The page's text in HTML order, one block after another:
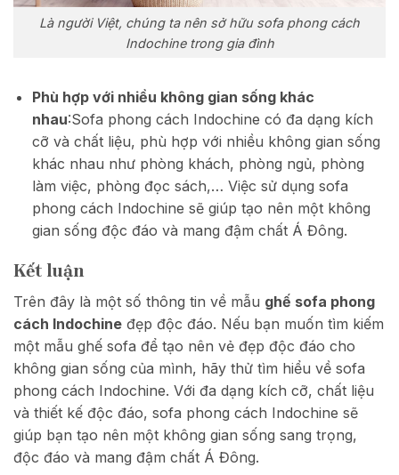
Là người Việt, chúng ta nên sở hữu sofa phong cách
Indochine trong gia đình
Phù hợp với nhiều không gian sống khác
nhau:Sofa phong cách Indochine có đa dạng kích
cỡ và chất liệu, phù hợp với nhiều không gian sống
khác nhau như phòng khách, phòng ngủ, phòng
làm việc, phòng đọc sách,… Việc sử dụng sofa
phong cách Indochine sẽ giúp tạo nên một không
gian sống độc đáo và mang đậm chất Á Đông.
Kết luận
Trên đây là một số thông tin về mẫu ghế sofa phong
cách Indochine đẹp độc đáo. Nếu bạn muốn tìm kiếm
một mẫu ghế sofa để tạo nên vẻ đẹp độc đáo cho
không gian sống của mình, hãy thử tìm hiểu về sofa
phong cách Indochine. Với đa dạng kích cỡ, chất liệu
và thiết kế độc đáo, sofa phong cách Indochine sẽ
giúp bạn tạo nên một không gian sống sang trọng,
độc đáo và mang đậm chất Á Đông.